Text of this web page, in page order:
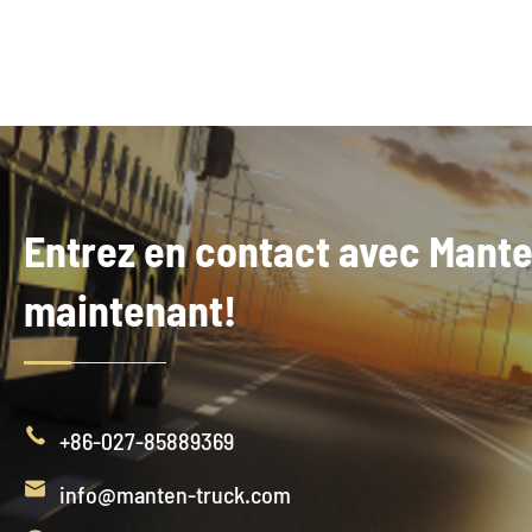
Entrez en contact avec
maintenant!
 +86-027-85889369
 info@manten-truck.com